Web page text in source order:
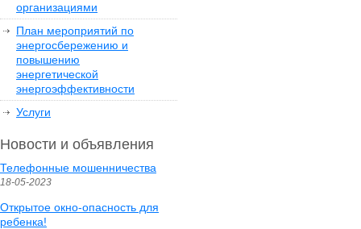
организациями
План мероприятий по
энергосбережению и
повышению
энергетической
энергоэффективности
Услуги
Новости и объявления
Телефонные мошенничества
18-05-2023
Открытое окно-опасность для
ребенка!